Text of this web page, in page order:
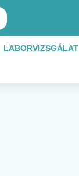
LABORVIZSGÁLAT